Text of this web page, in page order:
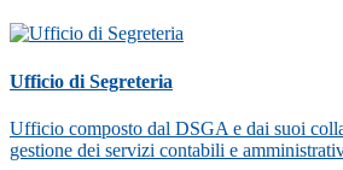
Ufficio di Segreteria
Ufficio composto dal DSGA e dai suoi
gestione dei servizi contabili e